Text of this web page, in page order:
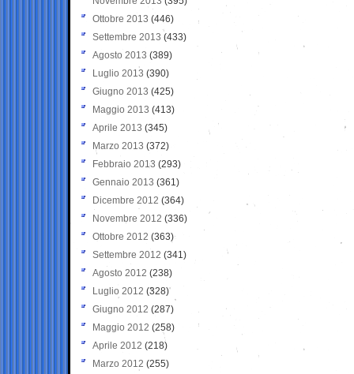
Ottobre 2013 (446)
Settembre 2013 (433)
Agosto 2013 (389)
Luglio 2013 (390)
Giugno 2013 (425)
Maggio 2013 (413)
Aprile 2013 (345)
Marzo 2013 (372)
Febbraio 2013 (293)
Gennaio 2013 (361)
Dicembre 2012 (364)
Novembre 2012 (336)
Ottobre 2012 (363)
Settembre 2012 (341)
Agosto 2012 (238)
Luglio 2012 (328)
Giugno 2012 (287)
Maggio 2012 (258)
Aprile 2012 (218)
Marzo 2012 (255)